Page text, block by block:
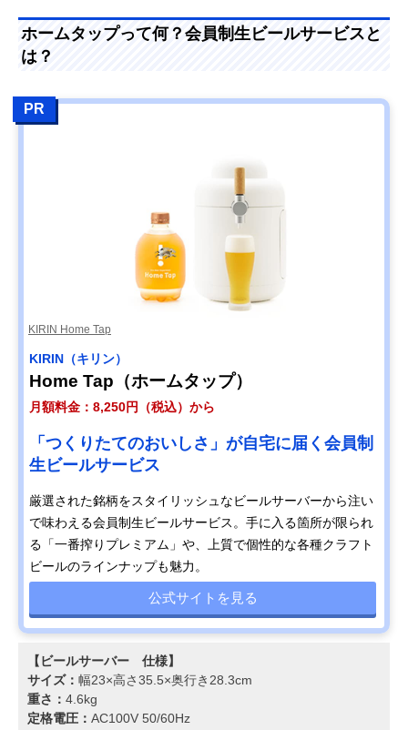
ホームタップって何？会員制生ビールサービスと
は？
PR
KIRIN Home Tap
KIRIN（キリン）
Home Tap（ホームタップ）
月額料金：8,250円（税込）から
「つくりたてのおいしさ」が自宅に届く会員制
生ビールサービス
厳選された銘柄をスタイリッシュなビールサーバーから注い
で味わえる会員制生ビールサービス。手に入る箇所が限られ
る「一番搾りプレミアム」や、上質で個性的な各種クラフト
ビールのラインナップも魅力。
公式サイトを見る
【ビールサーバー 仕様】
サイズ： 幅23×高さ35.5×奥行き28.3cm
重さ： 4.6kg
定格電圧： AC100V 50/60Hz